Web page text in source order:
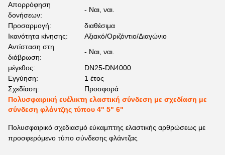
Απορρόφηση
δονήσεων:
- Ναι, ναι.
Προσαρμογή:
διαθέσιμα
Ικανότητα κίνησης:
Αξιακό/Οριζόντιο/Διαγώνιο
Αντίσταση στη
διάβρωση:
- Ναι, ναι.
μέγεθος:
DN25-DN4000
Εγγύηση:
1 έτος
Σχεδίαση:
Προσφορά
Πολυσφαιρική ευέλικτη ελαστική σύνδεση με σχεδίαση με
σύνδεση φλάντζης τύπου 4" 5" 6"
Πολυσφαιρικό σχεδιασμό εύκαμπτης ελαστικής αρθρώσεως με
προσφερόμενο τύπο σύνδεσης φλάντζας